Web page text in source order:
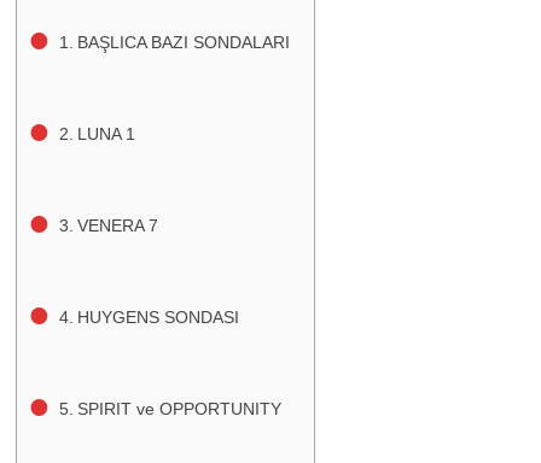
BAŞLICA BAZI SONDALARI
LUNA 1
VENERA 7
HUYGENS SONDASI
SPIRIT ve OPPORTUNITY